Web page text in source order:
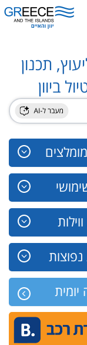
תכנון
ביוון